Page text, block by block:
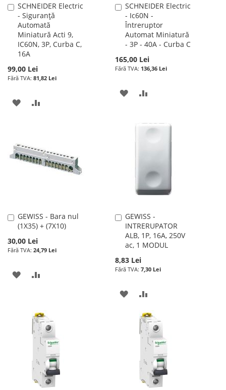
SCHNEIDER Electric
- Siguranță
Automată
Miniatură Acti 9,
IC60N, 3P, Curba C,
16A
99,00 Lei
81,82 Lei
Adauga
în
cos
ADAUGATI
DE
SCHNEIDER Electric
- Ic60N -
Întreruptor
Automat Miniatură
- 3P - 40A - Curba C
165,00 Lei
136,36 Lei
Adauga
în
cos
ADAUGATI
LISTACOMPARARE
GEWISS - Bara nul
(1X35) + (7X10)
30,00 Lei
24,79 Lei
Adauga
în
ADAUGATI
DORINTE
GEWISS -
INTRERUPATOR
ALB, 1P, 16A, 250V
ac, 1 MODUL
8,83 Lei
7,30 Lei
Adauga
în
cos
ADAUGATI
LISTA
DORINTE
PENTRU
COMPARARE